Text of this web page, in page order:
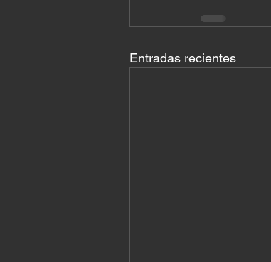
Entradas recientes